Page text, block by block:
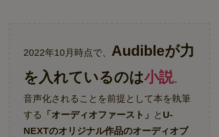
2022年10月時点で、 Audibleが力
を入れているのは小説。
音声化されることを前提として本を執筆
する
「オーディオファースト」 と U-
NEXTのオリジナル作品のオーディオブ